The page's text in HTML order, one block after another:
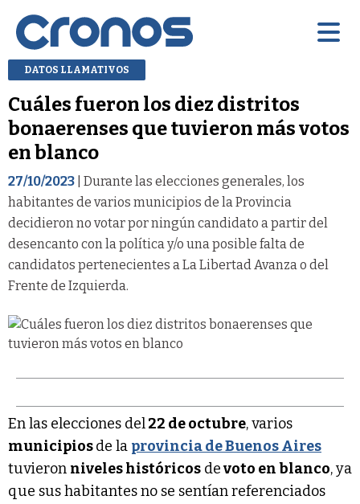
DATOS LLAMATIVOS
Cuáles fueron los diez distritos
bonaerenses que tuvieron más votos
en blanco
27/10/2023 | Durante las elecciones generales, los
habitantes de varios municipios de la Provincia
decidieron no votar por ningún candidato a partir del
desencanto con la política y/o una posible falta de
candidatos pertenecientes a La Libertad Avanza o del
Frente de Izquierda.
En las elecciones del22 de octubre, varios
municipiosde la provincia de Buenos Aires
tuvieron niveles históricos devoto en blanco, ya
que sus habitantes no se sentían referenciados